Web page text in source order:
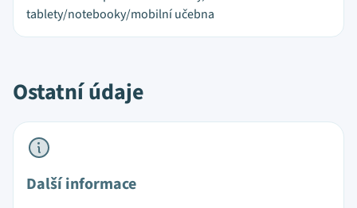
tablety/notebooky/mobilní učebna
Ostatní údaje
Další informace